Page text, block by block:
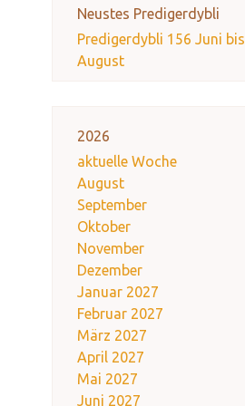
Neustes Predigerdybli
Predigerdybli 156 Juni bis
August
2026
aktuelle Woche
August
September
Oktober
November
Dezember
Januar 2027
Februar 2027
März 2027
April 2027
Mai 2027
Juni 2027